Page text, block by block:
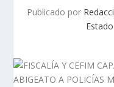
Publicado por
Estado